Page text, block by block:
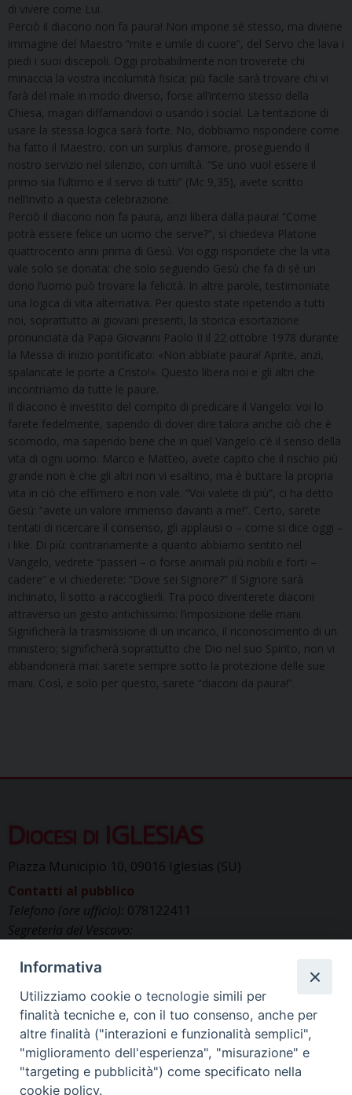
di vivere come Lui.
Perciò il diacono non fa paura! Non impone sé stesso, ma diviene
immagine del Maestro “mite e umile di cuore”, del Servo che lava i
piedi i suoi discepoli. Oggi probabilmente non troverete chi
minaccia la vostra incolumità fisica; più facile sarà trovare chi vi
farà del male in modo diverso, forse all’interno stesso della
Chiesa, magari diffamandovi o usando i social. La tentazione di
usare la stessa logica sarà forte. No, dobbiamo rispondere come
ha fatto il Maestro, con un surplus d’amore, proseguendo il
nostro servizio nel silenzio, con umiltà. “Se uno vuol essere il
primo sia l’ultimo e il servo di tutti” (Mc 9,35), avete scritto
nell’invito a questa celebrazione.
Perciò il diacono non fa paura, anzi libera dalla paura! “Come
potrà essere felice un uomo che serve?”, si chiedeva Platone
quattrocento anni prima di Gesù. Voi oggi rispondete che la vita
vale solo se donata; che solo seguendo Gesù che fa di sé un
dono l’uomo può trovare la felicità. In altre parole, testimoniate
una logica di vita alternativa. Per questo state ripetendo a tutti
noi, soprattutto ai giovani presenti, la storica esortazione
pronunciata da Papa Giovanni Paolo II il 22 ottobre 1978 durante
la Messa di inizio pontificato: «Non abbiate paura! Aprite, anzi,
spalancate le porte a Cristo!». Questo libera noi e gli altri che
incontriamo da tutte le paure.
Il diacono è investito del compito di predicare il Vangelo: voi lo
farete fedelmente, sapendo di dover dire talora anche ciò che è
scomodo, ma sapendo bene che in quel Vangelo c’è il senso della
vita di ogni uomo. Marco e Matteo, avete capito che il rischio più
grande non è che gli altri non vi esaltino, ma è buttare la propria
vita in ciò che effimero e non vale. “Voi valete di più”, ci ha detto
Gesù: “avete un valore immenso davanti a me!”. Certo, sarete
tentati di ricercare il consenso, gli applausi o – come si dice oggi –
i like. Di più: contrariamente a quanto abbiamo sentito nel
Vangelo, vedrete “passeri – o forse animali più nobili e forti –
cadere” e vi chiederete: “Dove sei Signore?” Il Signore sarà
inchinato, lì sotto a raccoglierli. Tra poco diventerete diaconi
attraverso un gesto antichissimo: l’imposizione delle mani.
Significherà la trasmissione di un incarico, il riconoscimento di un
ministero; significherà soprattutto che Dio nel suo Spirito, non vi
abbandonerà mai: sarete sempre sotto la protezione delle sue
mani. Così, e solo per questo, sarete “diaconi da paura!”.
Diocesi di IGLESIAS
Piazza Municipio 10, 09016 Iglesias (SU)
Contatti al pubblico
Telefono (ore ufficio): 078122411
Segreteria del Vescovo:
Uffici di Curia:curia_iglesias@libero.it
Cancelleria (richiesta documenti):
canc.curia.iglesias@tiscali.it
Comunicazione & media (ufficio stampa):
ucs.iglesias@gmail.com
Informativa
Utilizziamo cookie o tecnologie simili per
finalità tecniche e, con il tuo consenso, anche per
altre finalità ("interazioni e funzionalità semplici",
"miglioramento dell'esperienza", "misurazione" e
"targeting e pubblicità") come specificato nella
cookie policy.